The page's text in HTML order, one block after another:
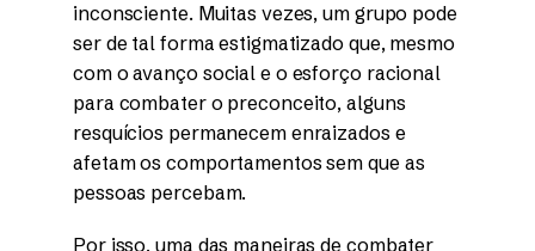
inconsciente. Muitas vezes, um grupo pode
ser de tal forma estigmatizado que, mesmo
com o avanço social e o esforço racional
para combater o preconceito, alguns
resquícios permanecem enraizados e
afetam os comportamentos sem que as
pessoas percebam.
Por isso, uma das maneiras de combater